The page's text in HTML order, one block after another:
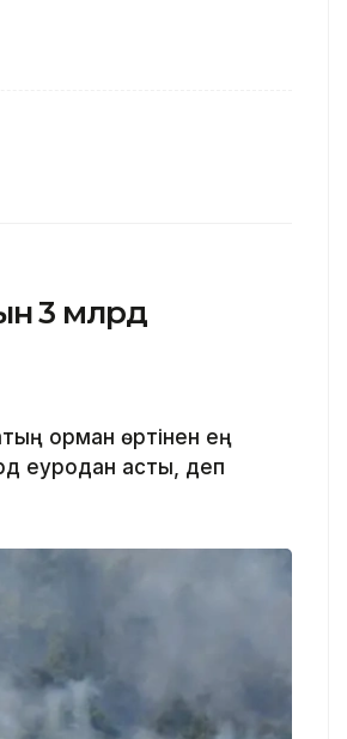
3 млрд
орман өртінен ең
еуродан асты, деп